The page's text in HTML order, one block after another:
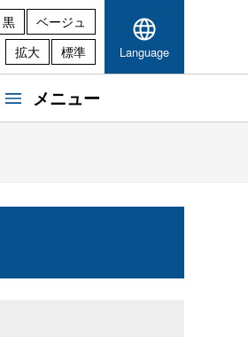
黒
ベージュ
拡大 標準 Language
メニュー